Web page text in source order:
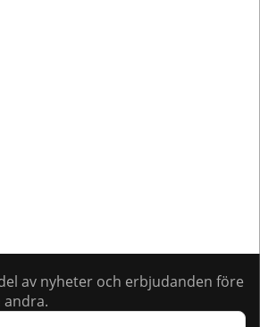
av nyheter och erbjudanden före
andra.